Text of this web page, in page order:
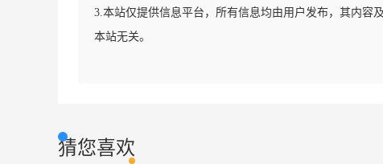
3.本站仅提供信息平台，所有信息均由用户发布，其内容
本站无关。
猜您喜欢